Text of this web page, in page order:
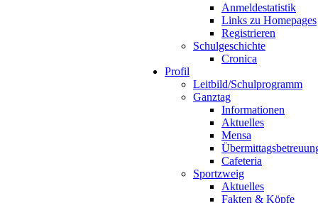
Anmeldestatistik
Links zu Homepages
Registrieren
Schulgeschichte
Cronica
Profil
Leitbild/Schulprogramm
Ganztag
Informationen
Aktuelles
Mensa
Cafeteria
Sportzweig
Aktuelles
Fakten & Köpfe